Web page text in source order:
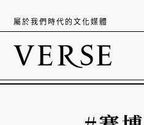
屬於我們時代的文化媒體